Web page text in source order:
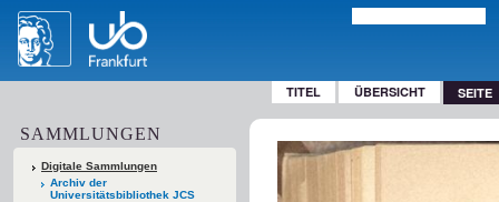
TITEL ÜBERSICHT SEITE
SAMMLUNGEN
Digitale Sammlungen
Archiv der
Universitätsbibliothek JCS